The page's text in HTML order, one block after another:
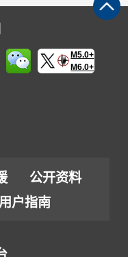
M5.0+
M6.0+
公开资料
户指南